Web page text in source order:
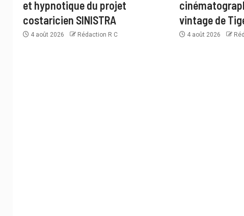
et hypnotique du projet
costaricien SINISTRA
4 août 2026 Rédaction R C
vintage de
4 août 2026